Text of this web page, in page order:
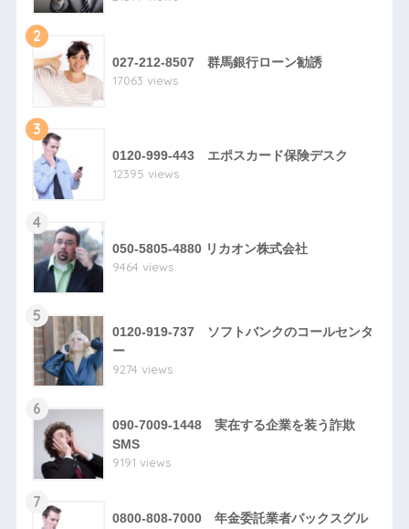
2
027-212-8507 群馬銀行ローン勧誘
17063 views
3
0120-999-443 エポスカード保険デスク
12395 views
4
050-5805-4880 リカオン株式会社
9464 views
5
0120-919-737 ソフトバンクのコールセンタ
ー
9274 views
6
090-7009-1448 実在する企業を装う詐欺
SMS
9191 views
7
0800-808-7000 年金委託業者バックスグル